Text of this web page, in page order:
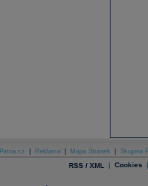
Reklama Mapa Stránek Skupina
RSS / XML | Cookies |